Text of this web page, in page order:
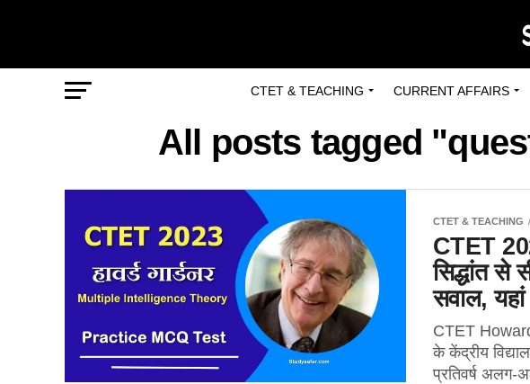
CTET & TEACHING CURRENT AFFAIRS
All posts tagged
CTET & TEACHING
CTET
सिद्धांत से
सवाल, यहां
CTET
के केंद्रीय
प्रतिवर्ष अलग-